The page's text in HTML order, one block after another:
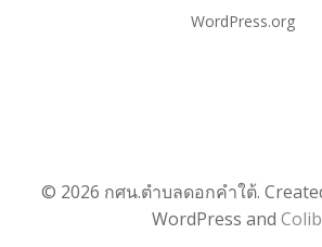
WordPress.org
© 2026 กศน.ตำบลดอกคำใต้.
WordPress and